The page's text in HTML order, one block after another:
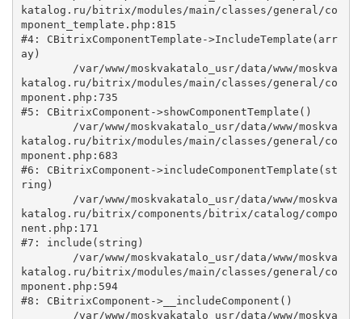
katalog.ru/bitrix/modules/main/classes/general/co
mponent_template.php:815
#4: CBitrixComponentTemplate->IncludeTemplate(arr
ay)
katalog.ru/bitrix/modules/main/classes/general/co
mponent.php:735
#5: CBitrixComponent->showComponentTemplate()
katalog.ru/bitrix/modules/main/classes/general/co
mponent.php:683
#6: CBitrixComponent->includeComponentTemplate(st
ring)
katalog.ru/bitrix/components/bitrix/catalog/compo
nent.php:171
#7: include(string)
katalog.ru/bitrix/modules/main/classes/general/co
mponent.php:594
#8: CBitrixComponent->__includeComponent()